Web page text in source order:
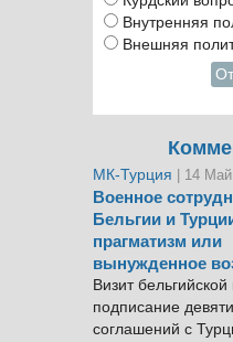
Внутренняя
Внешняя
МК-Турция | 14 Май
Военное
Бельгии и
прагматизм или
вынужденное
Визит
подписание
соглашений с